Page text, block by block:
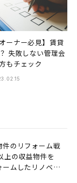
ーナー必見】賃貸
失敗しない管理会
もチェック
件のリフォーム戦
上の収益物件を
ームしたリノベ戦